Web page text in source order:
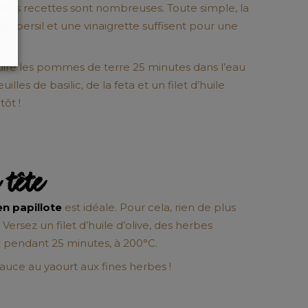
recettes sont nombreuses. Toute simple, la
persil et une vinaigrette suffisent pour une
les pommes de terre 25 minutes dans l’eau
de basilic, de la feta et un filet d’huile
!
tête
papillote est idéale. Pour cela, rien de plus
un filet d’huile d’olive, des herbes
25 minutes, à 200°C.
au yaourt aux fines herbes !